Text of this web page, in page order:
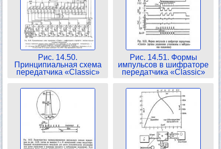
Рис. 14.50.
Принципиальная схема
передатчика «Classic»
Рис. 14.51. Формы
импульсов в шифраторе
передатчика «Classic»